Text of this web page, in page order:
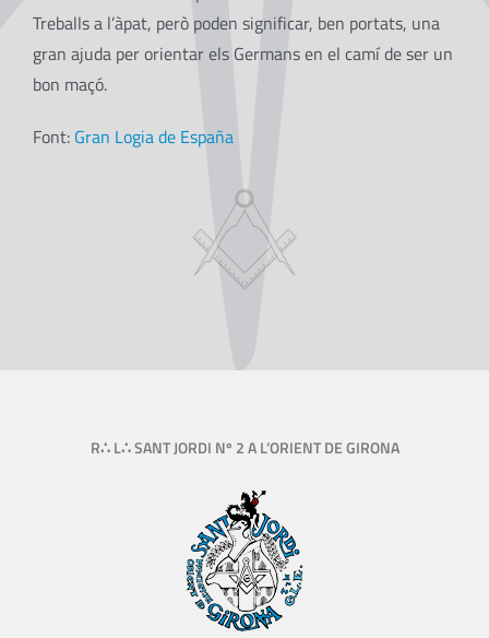
Treballs a l’àpat, però poden significar, ben portats, una
gran ajuda per orientar els Germans en el camí de ser un
bon maçó.
Font: Gran Logia de España
R∴ L∴ SANT JORDI Nº 2 A L’ORIENT DE GIRONA